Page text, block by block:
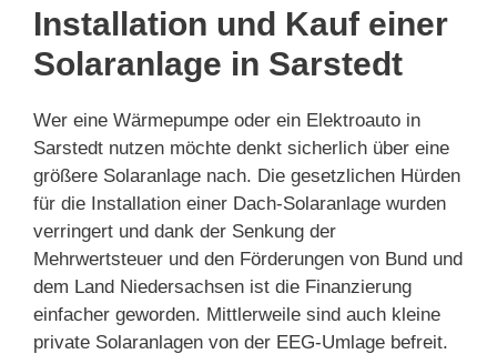
Installation und Kauf einer
Solaranlage in Sarstedt
Wer eine Wärmepumpe oder ein Elektroauto in
Sarstedt nutzen möchte denkt sicherlich über eine
größere Solaranlage nach. Die gesetzlichen Hürden
für die Installation einer Dach-Solaranlage wurden
verringert und dank der Senkung der
Mehrwertsteuer und den Förderungen von Bund und
dem Land Niedersachsen ist die Finanzierung
einfacher geworden. Mittlerweile sind auch kleine
private Solaranlagen von der EEG-Umlage befreit.